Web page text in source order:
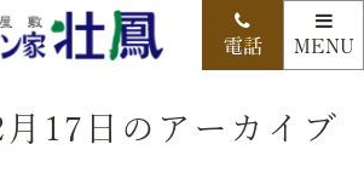
17日のアーカイブ